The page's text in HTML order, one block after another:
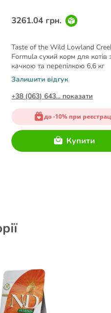
3261.04 грн.
Taste of the Wild Lowland
Formula сухий корм для котів
качкою та перепілкою 6,6 кг
Залишити відгук
+38 (063) 643... показати
до -10% при
Купити